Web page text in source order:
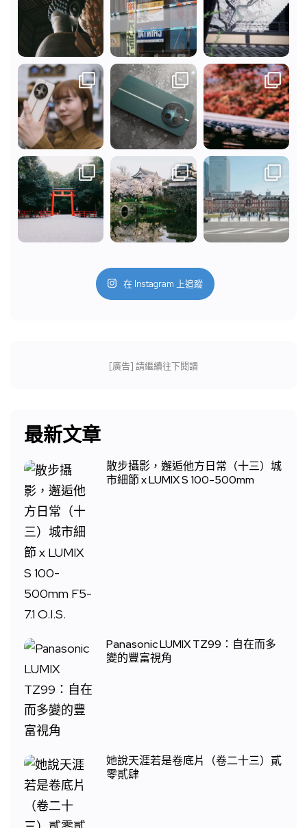
在 Instagram 上追蹤
[廣告] 請繼續往下閱讀
最新文章
散步攝影，邂逅他方日常（十三）城
市細節 x LUMIX S 100-500mm
Panasonic LUMIX TZ99：自在而多
變的豐富視角
她說天涯若是卷底片（卷二十三）貳
零貳肆